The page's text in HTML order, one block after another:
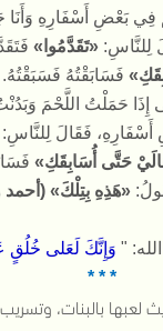
بَعْضِ أَسْفَارِهِ وَأَنَا
لِلنَّاسِ:
«تَقَدَّمُوا »
» فَسَابَقْتُهُ فَسَبَقْتُهُ.
حَمَلْتُ اللَّحْمَ
فَقَالَ لِلنَّاسِ:
حَتَّى أُسَابِقَكِ»
:
«هَذِهِ بِتِلْكَ» ( أحمد
: " وَإِنَّكَ لَعَلى خُلُقٍ
* * *
بالبنات،